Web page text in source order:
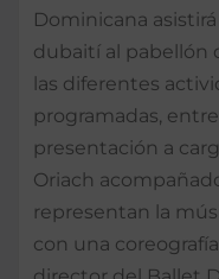
Dominicana
dubaití al pabellón
las diferentes
programadas,
presentación a
Oriach
representan la
con una